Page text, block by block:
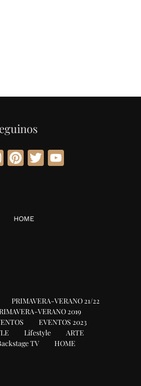
Instagram
Pinterest
TwitterYouTube
HOME
PRIMAVERA-VERANO 21/22
VERANO 2019
EVENTOS 2023
Lifestyle
ARTE
TV HOME